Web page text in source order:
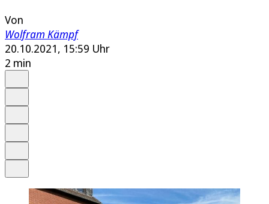
Von
Wolfram Kämpf
20.10.2021, 15:59 Uhr
2 min